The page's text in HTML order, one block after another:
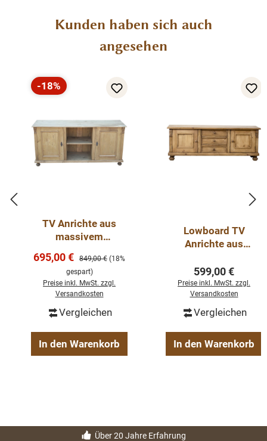
Produktgalerie überspringen
Kunden haben sich auch
angesehen
Rabatt
-18%
TV Anrichte aus
massivem
Verkaufspreis:
695,00 € Regulärer Preis:
849,00 € (18%
gespart)
Preise inkl. MwSt. zzgl.
Versandkosten
Vergleichen
In den Warenkorb
Lowboard TV
Anrichte aus
Weichholz
Regulärer Preis:
599,00 €
Preise inkl. MwSt. zzgl.
Versandkosten
Vergleichen
In den Warenkorb
Über 20 Jahre Erfahrung